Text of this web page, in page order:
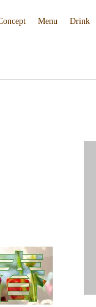
Menu Drink